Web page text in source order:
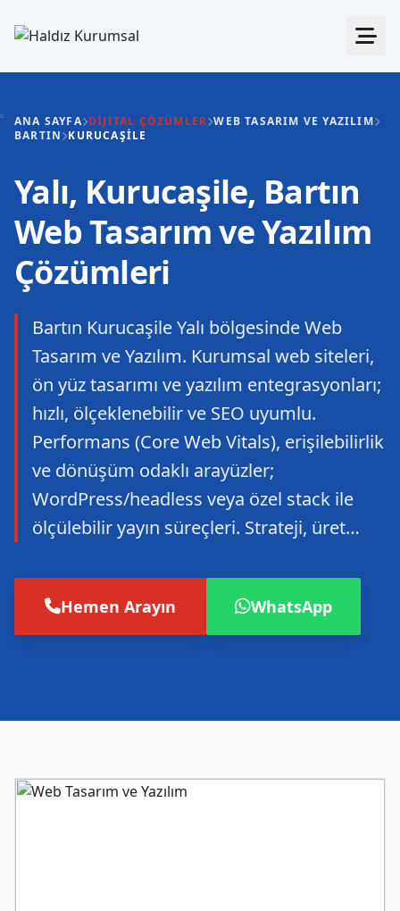
ANA SAYFA DIJITAL ÇÖZÜMLER WEB TASARIM VE YAZILIM
BARTIN KURUCAŞILE
Yalı, Kurucaşile, Bartın
Web Tasarım ve Yazılım
Çözümleri
Bartın Kurucaşile Yalı bölgesinde Web
Tasarım ve Yazılım. Kurumsal web siteleri,
ön yüz tasarımı ve yazılım entegrasyonları;
hızlı, ölçeklenebilir ve SEO uyumlu.
Performans (Core Web Vitals), erişilebilirlik
ve dönüşüm odaklı arayüzler;
WordPress/headless veya özel stack ile
ölçülebilir yayın süreçleri. Strateji, üret…
Hemen Arayın WhatsApp